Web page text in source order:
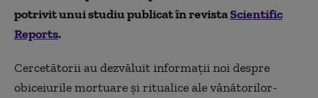
potrivit unui studiu publicat în revistaScientific
Reports.
Cercetătorii au dezvăluit informații noi despre
obiceiurile mortuare și ritualice ale vânătorilor-